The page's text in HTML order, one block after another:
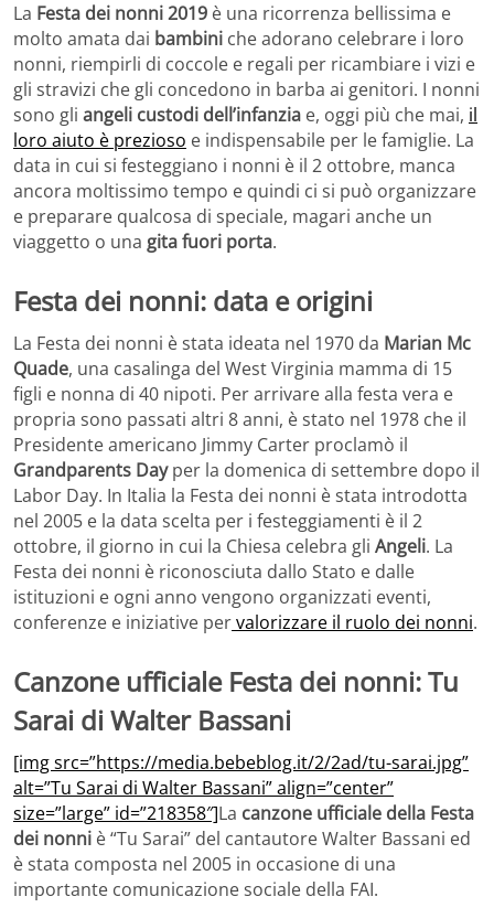
La Festa dei nonni 2019 è una ricorrenza bellissima e
molto amata dai bambini che adorano celebrare i loro
nonni, riempirli di coccole e regali per ricambiare i vizi e
gli stravizi che gli concedono in barba ai genitori. I nonni
sono gli angeli custodi dell’infanzia e, oggi più che mai, il
loro aiuto è prezioso e indispensabile per le famiglie. La
data in cui si festeggiano i nonni è il 2 ottobre, manca
ancora moltissimo tempo e quindi ci si può organizzare
e preparare qualcosa di speciale, magari anche un
viaggetto o una gita fuori porta.
Festa dei nonni: data e origini
La Festa dei nonni è stata ideata nel 1970 da Marian Mc
Quade, una casalinga del West Virginia mamma di 15
figli e nonna di 40 nipoti. Per arrivare alla festa vera e
propria sono passati altri 8 anni, è stato nel 1978 che il
Presidente americano Jimmy Carter proclamò il
Grandparents Dayper la domenica di settembre dopo il
Labor Day. In Italia la Festa dei nonni è stata introdotta
nel 2005 e la data scelta per i festeggiamenti è il 2
ottobre, il giorno in cui la Chiesa celebra gli Angeli. La
Festa dei nonni è riconosciuta dallo Stato e dalle
istituzioni e ogni anno vengono organizzati eventi,
conferenze e iniziative pervalorizzare il ruolo dei nonni.
Canzone ufficiale Festa dei nonni: Tu
Sarai di Walter Bassani
[img src=”https://media.bebeblog.it/2/2ad/tu-sarai.jpg”
alt=”Tu Sarai di Walter Bassani” align=”center”
size=”large” id=”218358″]La canzone ufficiale della Festa
dei nonni è “Tu Sarai” del cantautore Walter Bassani ed
è stata composta nel 2005 in occasione di una
importante comunicazione sociale della FAI.